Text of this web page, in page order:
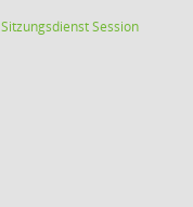
SitzungsdienstSession(Wird in